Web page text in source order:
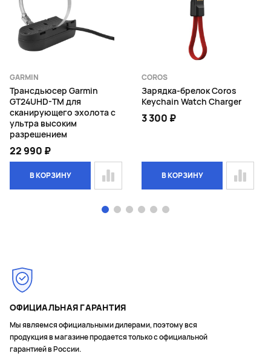
Интервальная тренировка
Загружаемые планы тренировок
Анимированные тренировки
Планирование и анализ тренировок
Статус тренировки
Тренировочные цели
Стратегия темпа PacePro™
Выносливость в реальном времени
Прогноз времени на соревнованиях
Скорость и расстояние по данным GPS
Данные беговой динамики: с совместимыми
аксессуарами
Мультиспорт
GARMIN
Трансдьюсер Garmin
GT24UHD-TM для
сканирующего эхолота с
ультра высоким
разрешением
22 990 ₽
В КОРЗИНУ
COROS
Зарядка-брелок Coros
Keychain Watch Charger
3 300 ₽
В КОРЗИНУ
ОФИЦИАЛЬНАЯ ГАРАНТИЯ
Мы являемся официальными дилерами, поэтому вся
продукция в магазине продается только с официальной
гарантией в России.